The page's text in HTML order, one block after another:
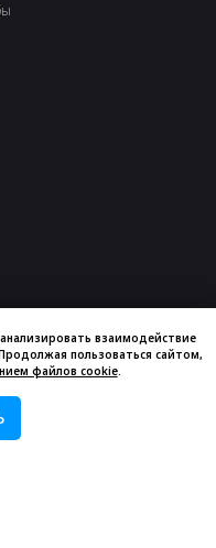
взаимодействие
пользоваться сайтом,
файлов cookie.